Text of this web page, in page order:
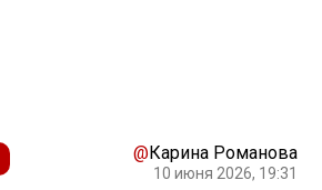
@Карина Романова
10 июня 2026, 19:31